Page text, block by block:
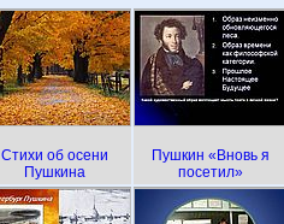
Стихи об осени
Пушкина
Пушкин «Вновь я
посетил»